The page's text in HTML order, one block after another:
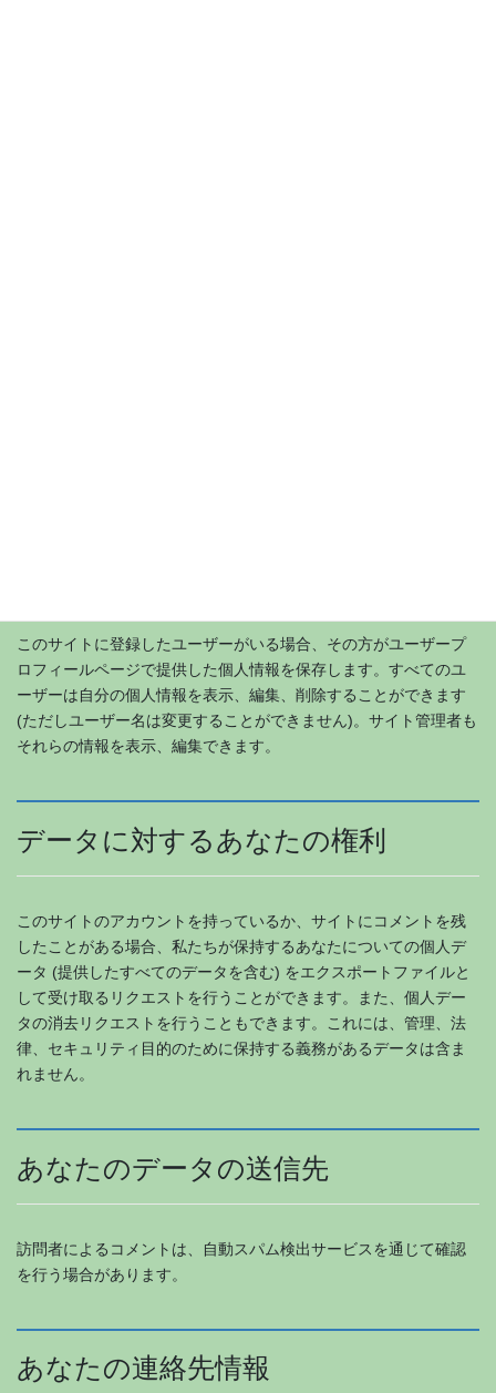
このサイトに登録したユーザーがいる場合、その方がユーザープ
ロフィールページで提供した個人情報を保存します。すべてのユ
ーザーは自分の個人情報を表示、編集、削除することができます
(ただしユーザー名は変更することができません)。サイト管理者も
それらの情報を表示、編集できます。
データに対するあなたの権利
このサイトのアカウントを持っているか、サイトにコメントを残
したことがある場合、私たちが保持するあなたについての個人デ
ータ (提供したすべてのデータを含む) をエクスポートファイルと
して受け取るリクエストを行うことができます。また、個人デー
タの消去リクエストを行うこともできます。これには、管理、法
律、セキュリティ目的のために保持する義務があるデータは含ま
れません。
あなたのデータの送信先
訪問者によるコメントは、自動スパム検出サービスを通じて確認
を行う場合があります。
あなたの連絡先情報